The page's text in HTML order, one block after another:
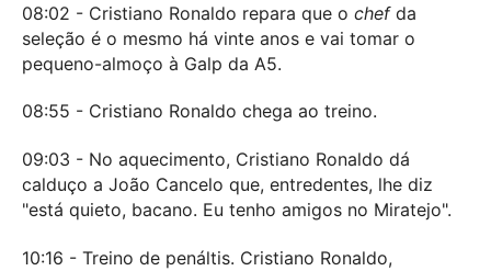
08:02 - Cristiano Ronaldo repara que o chefda
seleção é o mesmo há vinte anos e vai tomar o
pequeno-almoço à Galp da A5.
08:55 - Cristiano Ronaldo chega ao treino.
09:03 - No aquecimento, Cristiano Ronaldo dá
calduço a João Cancelo que, entredentes, lhe diz
"está quieto, bacano. Eu tenho amigos no Miratejo".
10:16 - Treino de penáltis. Cristiano Ronaldo,